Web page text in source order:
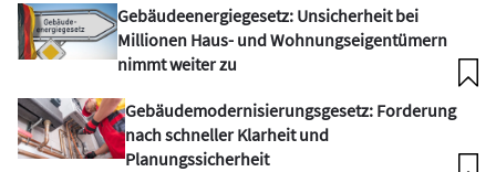
Gebäudeenergiegesetz: Unsicherheit bei
Millionen Haus- und Wohnungseigentümern
nimmt weiter zu
Gebäudemodernisierungsgesetz: Forderung
nach schneller Klarheit und
Planungssicherheit